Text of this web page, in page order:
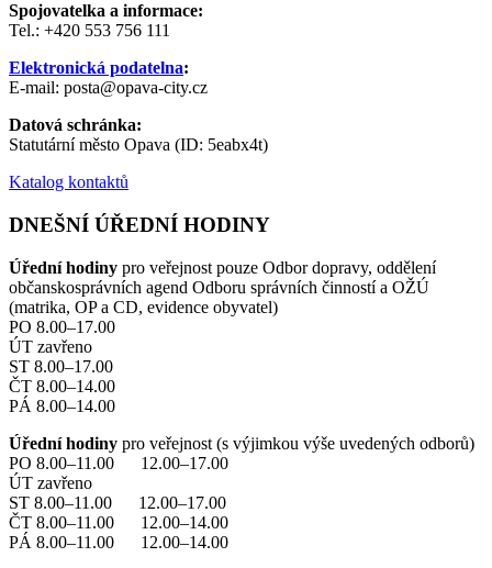
Spojovatelka a informace:
Tel.: +420 553 756 111
Elektronická podatelna:
E-mail: posta@opava-city.cz
Datová schránka:
Statutární město Opava (ID: 5eabx4t)
Katalog kontaktů
DNEŠNÍ ÚŘEDNÍ HODINY
Úřední hodiny pro veřejnost pouze Odbor dopravy, oddělení
občanskosprávních agend Odboru správních činností a OŽÚ
(matrika, OP a CD, evidence obyvatel)
PO 8.00–17.00
ÚT zavřeno
ST 8.00–17.00
ČT 8.00–14.00
PÁ 8.00–14.00
Úřední hodiny pro veřejnost (s výjimkou výše uvedených odborů)
PO 8.00–11.00 12.00–17.00
ÚT zavřeno
ST 8.00–11.00 12.00–17.00
ČT 8.00–11.00 12.00–14.00
PÁ 8.00–11.00 12.00–14.00